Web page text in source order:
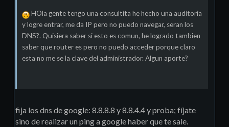
HOla gente tengo una consultita he hecho una auditoria
y logre entrar, me da IP pero no puedo navegar, seran los
DNS?. Quisiera saber si esto es comun, he logrado tambien
saber que router es pero no puedo acceder porque claro
esta no me se la clave del administrador. Algun aporte?
fija los dns de google: 8.8.8.8 y 8.8.4.4 y proba; fíjate
sino de realizar un ping a google haber que te sale.